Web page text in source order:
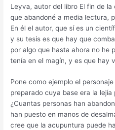
Leyva, autor del libro El fin de
que abandoné a media lectura,
En él el autor, que sí es un
y su tesis es que hay que
por algo que hasta ahora no he
tenía en el magín, y es que hay
Pone como ejemplo el
preparado cuya base era la
¿Cuantas personas han
han puesto en manos de
cree que la acupuntura puede